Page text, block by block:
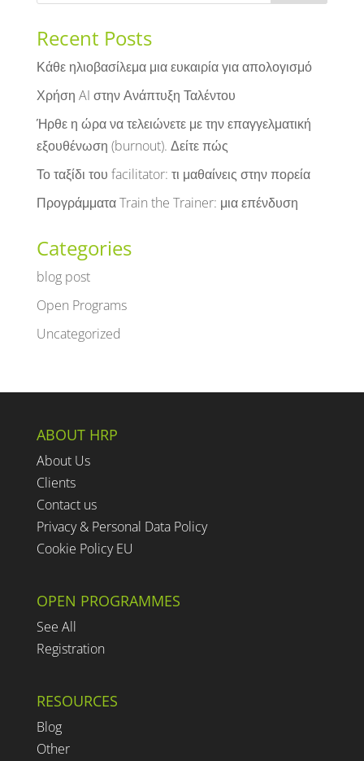
Recent Posts
Κάθε ηλιοβασίλεμα μια ευκαιρία για απολογισμό
Χρήση AI στην Ανάπτυξη Ταλέντου
Ήρθε η ώρα να τελειώνετε με την επαγγελματική
εξουθένωση (burnout). Δείτε πώς
Το ταξίδι του facilitator: τι μαθαίνεις στην πορεία
Προγράμματα Train the Trainer: μια επένδυση
Categories
blog post
Open Programs
Uncategorized
ABOUT HRP
About Us
Clients
Contact us
Privacy & Personal Data Policy
Cookie Policy EU
OPEN PROGRAMMES
See All
Registration
RESOURCES
Blog
Other